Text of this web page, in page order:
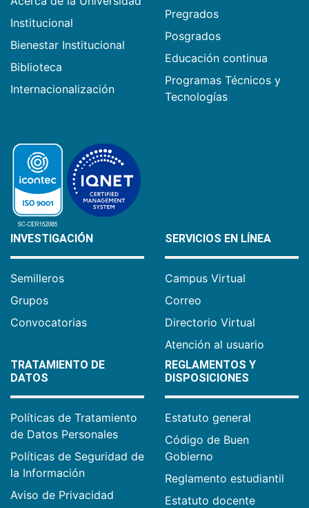
Institucional
Bienestar Institucional
Biblioteca
Internacionalización
Pregrados
Posgrados
Educación continua
Programas Técnicos y
Tecnologías
INVESTIGACIÓN
Semilleros
Grupos
Convocatorias
SERVICIOS EN LÍNEA
Campus Virtual
Correo
Directorio Virtual
Atención al usuario
TRATAMIENTO DE
DATOS
Políticas de Tratamiento
de Datos Personales
Políticas de Seguridad de
la Información
Aviso de Privacidad
REGLAMENTOS Y
DISPOSICIONES
Estatuto general
Código de Buen
Gobierno
Reglamento estudiantil
Estatuto docente